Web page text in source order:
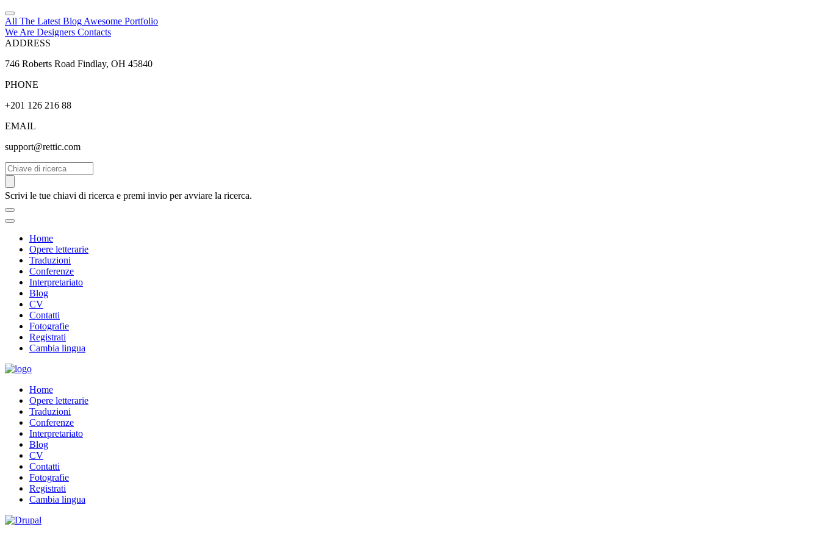
All The Latest Blog Awesome Portfolio
We Are Designers Contacts
ADDRESS
746 Roberts Road Findlay, OH 45840
PHONE
+201 126 216 88
EMAIL
support@rettic.com
Cerca
Scrivi le tue chiavi di ricerca e premi invio per avviare la ricerca.
Home
Opere letterarie
Traduzioni
Conferenze
Interpretariato
Blog
CV
Contatti
Fotografie
Registrati
Cambia lingua
Home
Opere letterarie
Traduzioni
Conferenze
Interpretariato
Blog
CV
Contatti
Fotografie
Registrati
Cambia lingua